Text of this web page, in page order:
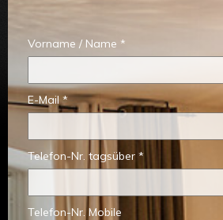
Vorname / Name *
E-Mail *
Telefon-Nr. tagsüber *
Telefon-Nr. Mobile